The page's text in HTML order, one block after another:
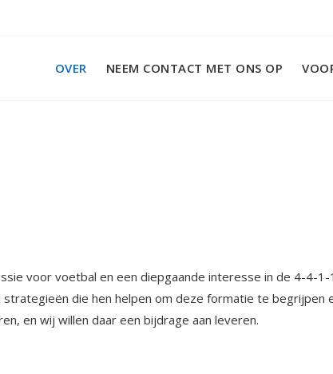
OVER NEEM CONTACT MET ONS OP
voor voetbal en een diepgaande interesse in de 4-4-
die hen helpen om deze formatie te begrijpen
en wij willen daar een bijdrage aan leveren.